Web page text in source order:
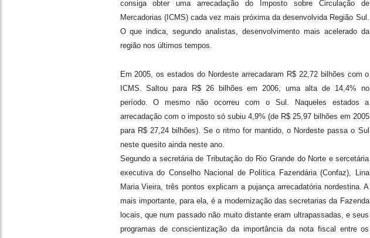
consiga obter uma arrecadação do Imposto sobre Circulação de
Mercadorias (ICMS) cada vez mais próxima da desenvolvida Região Sul.
O que indica, segundo analistas, desenvolvimento mais acelerado da
região nos últimos tempos.
Em 2005, os estados do Nordeste arrecadaram R$ 22,72 bilhões com o
ICMS. Saltou para R$ 26 bilhões em 2006, uma alta de 14,4% no
período. O mesmo não ocorreu com o Sul. Naqueles estados a
arrecadação com o imposto só subiu 4,9% (de R$ 25,97 bilhões em 2005
para R$ 27,24 bilhões). Se o ritmo for mantido, o Nordeste passa o Sul
neste quesito ainda neste ano.
Segundo a secretária de Tributação do Rio Grande do Norte e sercetária
executiva do Conselho Nacional de Política Fazendária (Confaz), Lina
Maria Vieira, três pontos explicam a pujança arrecadatória nordestina. A
mais importante, para ela, é a modernização das secretarias da Fazenda
locais, que num passado não muito distante eram ultrapassadas, e seus
programas de conscientização da importância da nota fiscal entre os